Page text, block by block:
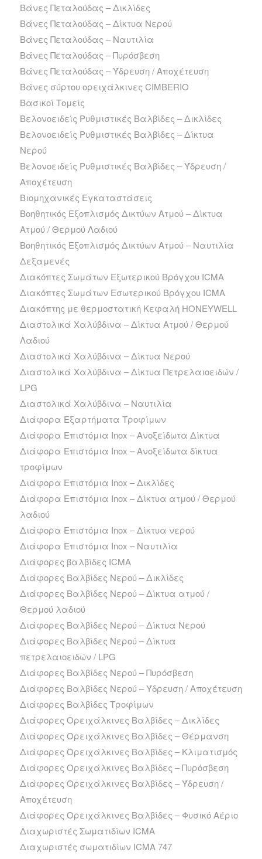
Βάνες Πεταλούδας – Δικλίδες
Βάνες Πεταλούδας – Δίκτυα Νερού
Βάνες Πεταλούδας – Ναυτιλία
Βάνες Πεταλούδας – Πυρόσβεση
Βάνες Πεταλούδας – Ύδρευση / Αποχέτευση
Βάνες σύρτου ορειχάλκινες CIMBERIO
Βασικοί Τομείς
Βελονοειδείς Ρυθμιστικές Βαλβίδες – Δικλίδες
Βελονοειδείς Ρυθμιστικές Βαλβίδες – Δίκτυα
Νερού
Βελονοειδείς Ρυθμιστικές Βαλβίδες – Ύδρευση /
Αποχέτευση
Βιομηχανικές Εγκαταστάσεις
Βοηθητικός Εξοπλισμός Δικτύων Ατμού – Δίκτυα
Ατμού / Θερμού Λαδιού
Βοηθητικός Εξοπλισμός Δικτύων Ατμού – Ναυτιλία
Δεξαμενές
Διακόπτες Σωμάτων Εξωτερικού Βρόγχου ICMA
Διακόπτες Σωμάτων Εσωτερικού Βρόγχου ICMA
Διακόπτης με θερμοστατική Κεφαλή HONEYWELL
Διαστολικά Χαλύβδινα – Δίκτυα Ατμού / Θερμού
Λαδιού
Διαστολικά Χαλύβδινα – Δίκτυα Νερού
Διαστολικά Χαλύβδινα – Δίκτυα Πετρελαιοειδών /
LPG
Διαστολικά Χαλύβδινα – Ναυτιλία
Διάφορα Εξαρτήματα Τροφίμων
Διάφορα Επιστόμια Inox – Ανοξείδωτα Δίκτυα
Διάφορα Επιστόμια Inox – Ανοξείδωτα δίκτυα
τροφίμων
Διάφορα Επιστόμια Inox – Δικλίδες
Διάφορα Επιστόμια Inox – Δίκτυα ατμού / Θερμού
λαδιού
Διάφορα Επιστόμια Inox – Δίκτυα νερού
Διάφορα Επιστόμια Inox – Ναυτιλία
Διάφορες βαλβίδες ICMA
Διάφορες Βαλβίδες Νερού – Δικλίδες
Διάφορες Βαλβίδες Νερού – Δίκτυα ατμού /
Θερμού λαδιού
Διάφορες Βαλβίδες Νερού – Δίκτυα Νερού
Διάφορες Βαλβίδες Νερού – Δίκτυα
πετρελαιοειδών / LPG
Διάφορες Βαλβίδες Νερού – Πυρόσβεση
Διάφορες Βαλβίδες Νερού – Ύδρευση / Αποχέτευση
Διάφορες Βαλβίδες Τροφίμων
Διάφορες Ορειχάλκινες Βαλβίδες – Δικλίδες
Διάφορες Ορειχάλκινες Βαλβίδες – Θέρμανση
Διάφορες Ορειχάλκινες Βαλβίδες – Κλιματισμός
Διάφορες Ορειχάλκινες Βαλβίδες – Πυρόσβεση
Διάφορες Ορειχάλκινες Βαλβίδες – Ύδρευση /
Αποχέτευση
Διάφορες Ορειχάλκινες Βαλβίδες – Φυσικό Αέριο
Διαχωριστές Σωματιδίων ICMA
Διαχωριστές σωματιδίων ICMA 747